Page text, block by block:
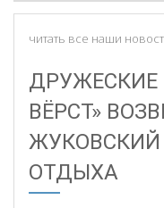
читать все наши
ДРУЖЕСКИЕ
ВЁРСТ»
ЖУКОВСКИЙ
ОТДЫХА